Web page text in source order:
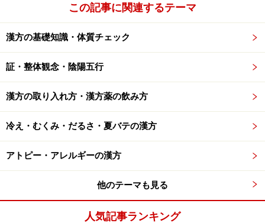
「白虎加人参湯」が買える場所
漢方薬局や病院、診療所、ドラッグストアなどです。
代表的な商品名：（アイウエオ順）
クラシエ 白虎加人参湯エキス顆粒（クラシエ薬品）
サンワ 白虎加人参湯エキス細粒（三和生薬）
この記事に関連するテーマ
漢方の基礎知識・体質チェック
証・整体観念・陰陽五行
漢方の取り入れ方・漢方薬の飲み方
冷え・むくみ・だるさ・夏バテの漢方
アトピー・アレルギーの漢方
他のテーマも見る
人気記事ランキング